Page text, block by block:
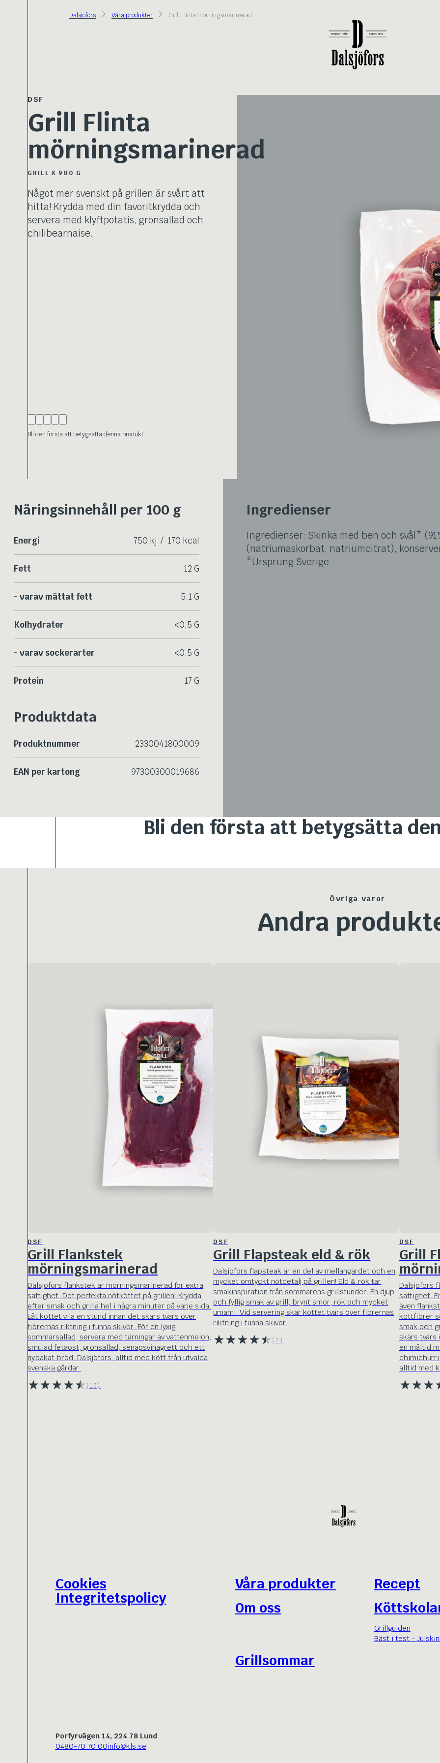
Dalsjöfors Våra produkter Grill Flinta mörningsmarinerad
DSF
Grill Flinta
mörningsmarinerad
GRILL X 900 G
Något mer svenskt på grillen är svårt att
hitta! Krydda med din favoritkrydda och
servera med klyftpotatis, grönsallad och
chilibearnaise.
Bli den första att betygsätta denna produkt
Näringsinnehåll per 100 g
Energi 750 kj / 170 kcal
Fett 12 G
- varav mättat fett 5,1 G
Kolhydrater <0,5 G
- varav sockerarter <0,5 G
Protein 17 G
Produktdata
Produktnummer 2330041800009
EAN per kartong 97300300019686
Ingredienser
Ingredienser: Skinka med ben och svål*
(natriumaskorbat, natriumcitrat),
*Ursprung Sverige
Bli den första att betygsätta
Övriga varor
Andra
DSF
Grill Flankstek
mörningsmarinerad
Dalsjöfors flankstek är mörningsmarinerad för extra
saftighet. Det perfekta nötköttet på grillen! Krydda
efter smak och grilla hel i några minuter på varje sida.
Låt köttet vila en stund innan det skärs tvärs över
fibrernas riktning i tunna skivor. För en lyxig
sommarsallad, servera med tärningar av vattenmelon,
smulad fetaost, grönsallad, senapsvinägrett och ett
nybakat bröd. Dalsjöfors, alltid med kött från utvalda
svenska gårdar.
(15)
DSF
Grill Flapsteak eld & rök
Dalsjöfors flapsteak är en del av mellangärdet och en
mycket omtyckt nötdetalj på grillen! Eld & rök tar
smakinspiration från sommarens grillstunder. En djup
och fyllig smak av grill, brynt smör, rök och mycket
umami. Vid servering skär köttet tvärs över fibrernas
riktning i tunna skivor.
(7)
DSF
Grill
Dalsjöfors
saftighet.
även
köttfibrer
smak och
skärs tvärs
en måltid
alltid med
Våra produkter
Recept
Om oss
Grillguiden
Bäst i test -
Grillsommar
Cookies
Integritetspolicy
Porfyrvägen 14, 224 78 Lund
0480-70 70 00info@kls.se